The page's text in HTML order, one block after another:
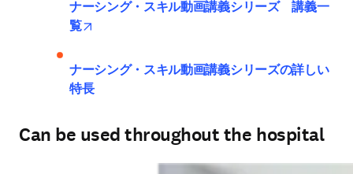
ナーシング・スキル動画講義シリーズ　講義一
覧
ナーシング・スキル動画講義シリーズの詳しい
特長
Can be used throughout the hospital